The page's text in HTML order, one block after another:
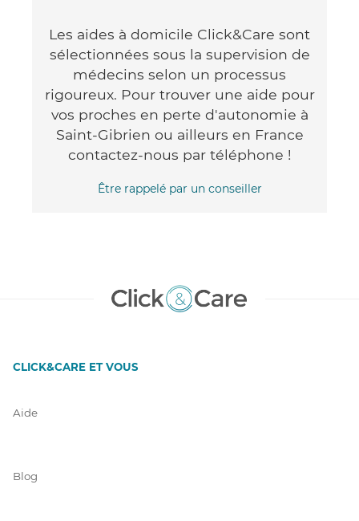
Les aides à domicile Click&Care sont
sélectionnées sous la supervision de
médecins selon un processus
rigoureux. Pour trouver une aide pour
vos proches en perte d'autonomie à
Saint-Gibrien ou ailleurs en France
contactez-nous par téléphone !
Être rappelé par un conseiller
CLICK&CARE ET VOUS
Aide
Blog